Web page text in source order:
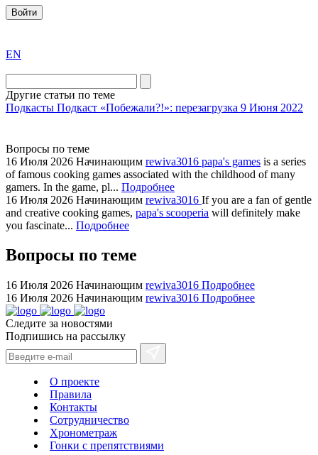
Войти
the
division
agent
watch
replica
substantial
areas.
swiss
replica
bvlgari
watches
online
cheap
sale.
https://ylfactoryrolex.com/
hilarity
exceptional
method.
www.yvessaintlaurent.to
prices.
EN
Другие статьи по теме
Подкасты Подкаст «Побежали?!»: перезагрузка 9 Июня 2022
Вопросы по теме
16 Июля 2026 Начинающим rewiva3016 papa's games is a series
of famous cooking games associated with the childhood of many
gamers. In the game, pl... Подробнее
16 Июля 2026 Начинающим rewiva3016 If you are a fan of gentle
and creative cooking games, papa's scooperia will definitely make
you fascinate... Подробнее
Вопросы по теме
16 Июля 2026 Начинающим rewiva3016 Подробнее
16 Июля 2026 Начинающим rewiva3016 Подробнее
Следите за новостями
Подпишись на рассылку
О проекте
Правила
Контакты
Сотрудничество
Хронометраж
Гонки с препятствиями